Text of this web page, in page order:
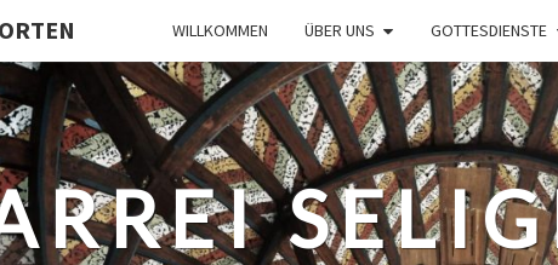
WILLKOMMEN ÜBER UNS GOTTESDIENSTE